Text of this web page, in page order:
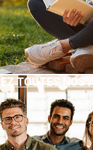
TOUTES NOS